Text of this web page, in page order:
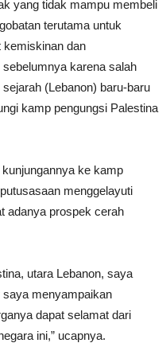
yang tidak mampu membeli
terutama untuk
kemiskinan dan
karena salah
(Lebanon) baru-baru
kamp pengungsi Palestina
ke kamp
menggelayuti
adanya prospek cerah
utara Lebanon, saya
menyampaikan
dapat selamat dari
ini,” ucapnya.